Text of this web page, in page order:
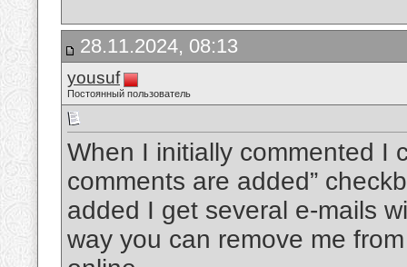
28.11.2024, 08:13
yousuf
Постоянный пользователь
When I initially commented I
comments are added”
added I get several e-mails
way you can remove me